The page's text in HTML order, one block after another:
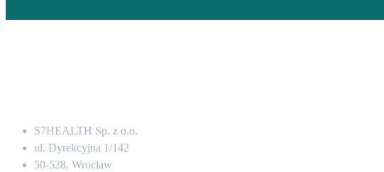
S7HEALTH Sp. z o.o.
ul. Dyrekcyjna 1/142
50-528, Wrocław